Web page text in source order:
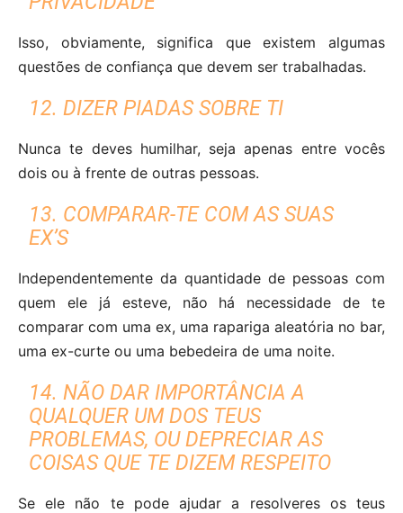
Isso, obviamente, significa que existem algumas
questões de confiança que devem ser trabalhadas.
12. DIZER PIADAS SOBRE TI
Nunca te deves humilhar, seja apenas entre vocês
dois ou à frente de outras pessoas.
13. COMPARAR-TE COM AS SUAS
EX’S
Independentemente da quantidade de pessoas com
quem ele já esteve, não há necessidade de te
comparar com uma ex, uma rapariga aleatória no bar,
uma ex-curte ou uma bebedeira de uma noite.
14. NÃO DAR IMPORTÂNCIA A
QUALQUER UM DOS TEUS
PROBLEMAS, OU DEPRECIAR AS
COISAS QUE TE DIZEM RESPEITO
Se ele não te pode ajudar a resolveres os teus